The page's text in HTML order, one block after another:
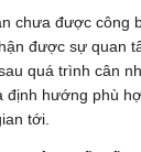
chưa được công
được sự quan
quá trình cân
hướng phù
tới.